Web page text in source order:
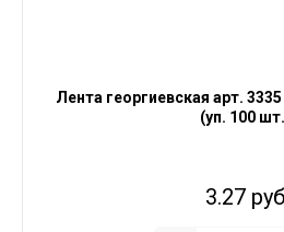
Лента георгиевская арт.
(уп. 100
3.27 руб